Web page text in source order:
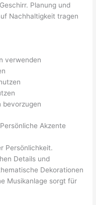
Planung und
Nachhaltigkeit tragen
verwenden
bevorzugen
Akzente
Persönlichkeit.
Details und
Dekorationen
Musikanlage sorgt für